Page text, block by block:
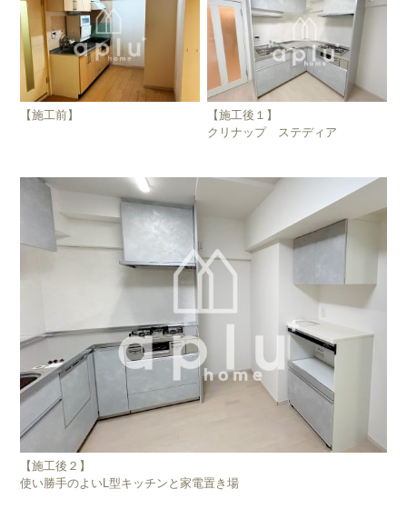
【施工前】
【施工後１】
クリナップ ステディア
【施工後２】
使い勝手のよいL型キッチンと家電置き場